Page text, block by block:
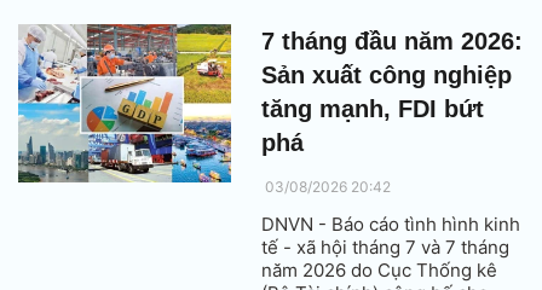
đây.
7 tháng đầu năm 2026:
Sản xuất công nghiệp
tăng mạnh, FDI bứt
phá
03/08/2026 20:42
DNVN - Báo cáo tình hình kinh
tế - xã hội tháng 7 và 7 tháng
năm 2026 do Cục Thống kê